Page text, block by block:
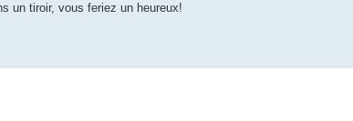
un tiroir, vous feriez un heureux!